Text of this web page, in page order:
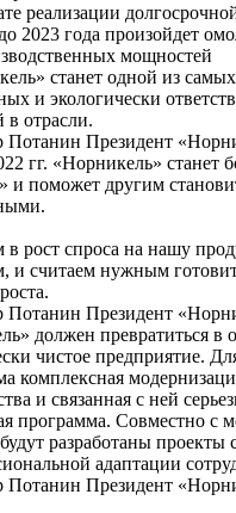
реализации
2023 года произойдет
мощностей
станет одной из самых
и экологически
отрасли.
Потанин Президент
гг. «Норникель» станет
и поможет другим
рост спроса на нашу
и считаем нужным
Потанин Президент
должен превратиться в
чистое предприятие.
комплексная
и связанная с ней
программа. Совместно с
разработаны проекты
адаптации
Потанин Президент